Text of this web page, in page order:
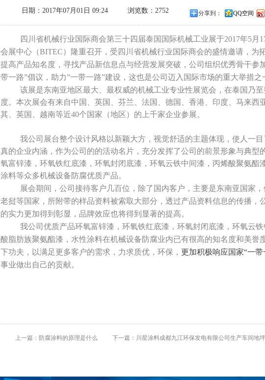
日期：2017年07月01日 09:24 浏览数：2752 分享到： QQ空间
四川省机械行业国际商会第三十四届泰国国际机械工业展于2017年5月
会展中心（BITEC）隆重召开，受四川省机械行业国际商会的盛情邀请，为
提高产品知名度，寻找产品新信息点与经营发展突破，公司组织优秀骨干参
带一路”倡议，助力”一带一路”建设，这也是公司迈入国际市场的重大举措之
该展是东南亚地区最大、最权威的机械工业专业性展览会，在泰国乃
度。本次展会有来自中国、英国、芬兰、法国、德国、香港、印度、马来西
其、英国、越南等近40个国家（地区）的上千家企业参展。
我公司展台整个设计风格以新颖大方，视觉舒适的主题体现，使人一
真的企业内涵，作为公司的的活动名片，充分发挥了公司的前景形象与典型
氧富锌漆，环氧铁红底漆，环氧封闭底漆，环氧云铁中间漆，丙烯酸聚氨酯
涂料等众多机械设备防腐优质产品。
展会期间，公司接待客户几百位，除了国内客户，主要是东南亚国家，
老挝等国家，所附带的样品资料被索取大部分，透过产品资料信息的传播，
的实力更加得到彰显，品牌效应也将得到显著的提高。
我公司优质产品环氧富锌漆，环氧铁红底漆，环氧封闭底漆，环氧云
酸脂肪族聚氨酯漆，水性涂料在机械设备防腐业内已有很高的知名度和美誉
下功夫，以满足更多客户的需求，力求质优，环保， 更加积极响应国家“一
事业做出自己的贡献。
上一篇：防腐涂料的原理是什么 下一篇：川星涂料成都九江环保发电有限公司生产车间地